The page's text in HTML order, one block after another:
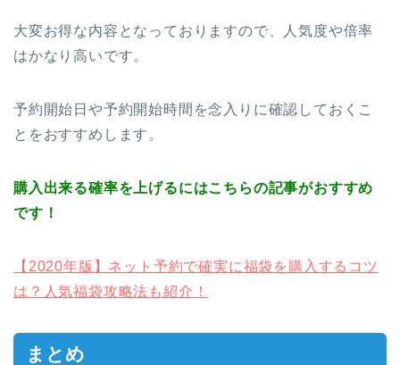
大変お得な内容となっておりますので、人気度や倍率
はかなり高いです。
予約開始日や予約開始時間を念入りに確認しておくこ
とをおすすめします。
購入出来る確率を上げるにはこちらの記事がおすすめ
です！
【2020年版】ネット予約で確実に福袋を購入するコツ
は？人気福袋攻略法も紹介！
まとめ